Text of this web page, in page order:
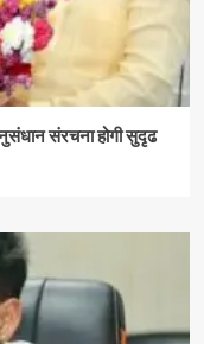
संरचना होगी सुदृढ